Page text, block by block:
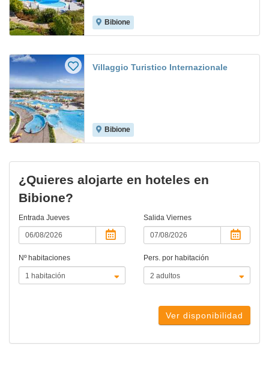
Bibione
Villaggio Turistico Internazionale
Bibione
¿Quieres alojarte en hoteles en
Bibione?
Entrada Jueves Salida Viernes
Nº habitaciones Pers. por habitación
Ver disponibilidad